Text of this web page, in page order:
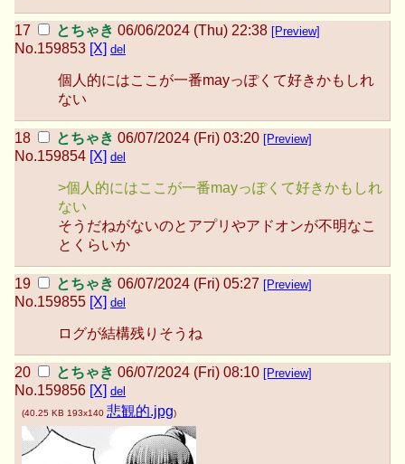
とちゃき 06/06/2024 (Thu) 22:38 [Preview]
No.159853 [X] del
個人的にはここが一番mayっぽくて好きかもしれ
ない
とちゃき 06/07/2024 (Fri) 03:20 [Preview]
No.159854 [X] del
>個人的にはここが一番mayっぽくて好きかもしれ
ない
そうだねがないのとアプリやアドオンが不明なこ
とくらいか
とちゃき 06/07/2024 (Fri) 05:27 [Preview]
No.159855 [X] del
ログが結構残りそうね
とちゃき 06/07/2024 (Fri) 08:10 [Preview]
No.159856 [X] del
(40.25 KB 193x140 悲観的.jpg)